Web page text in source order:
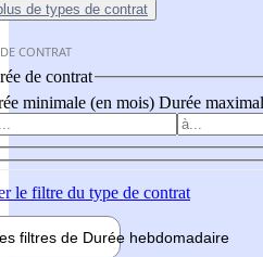
de types de contrat
CONTRAT
de contrat
minimale (en mois) Durée
le filtre du type de contrat
filtres de Durée hebdomadaire